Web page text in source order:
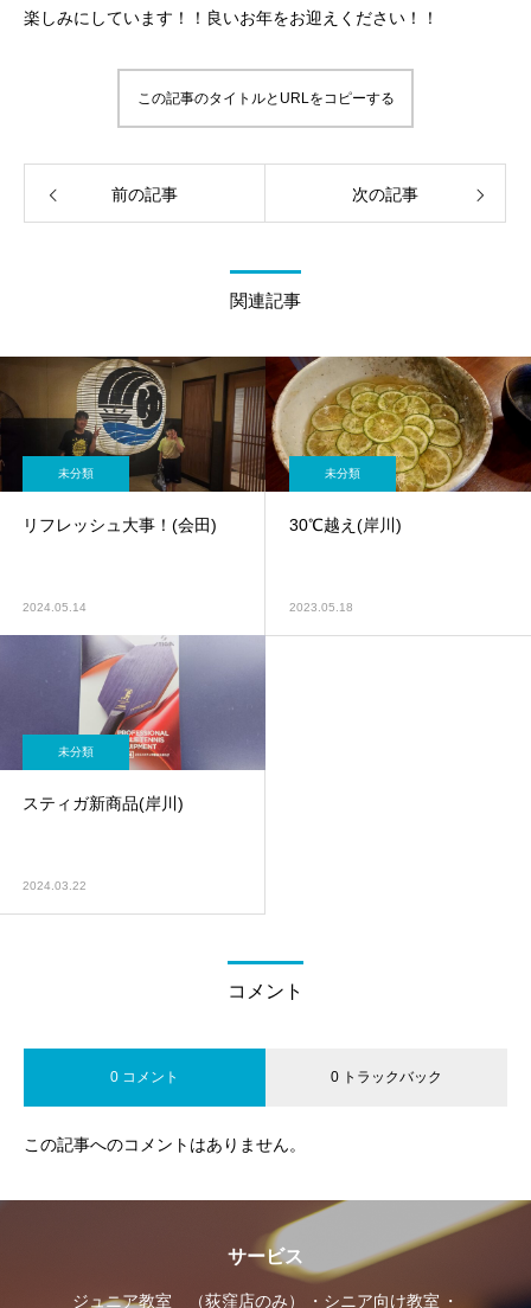
楽しみにしています！！良いお年をお迎えください！！
この記事のタイトルとURLをコピーする
前の記事 次の記事
関連記事
未分類
リフレッシュ大事！(会田)
2024.05.14
未分類
30℃越え(岸川)
2023.05.18
未分類
スティガ新商品(岸川)
2024.03.22
コメント
0 コメント 0 トラックバック
この記事へのコメントはありません。
サービス
ジュニア教室 （荻窪店のみ）
シニア向け教室